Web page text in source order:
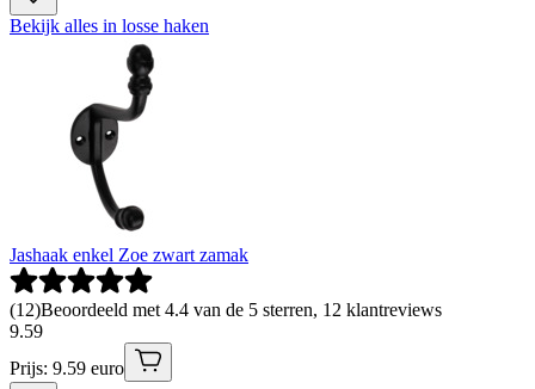
Bekijk alles in losse haken
Jashaak enkel Zoe zwart zamak
(12)Beoordeeld met 4.4 van de 5 sterren, 12 klantreviews
9.59
Prijs: 9.59 euro